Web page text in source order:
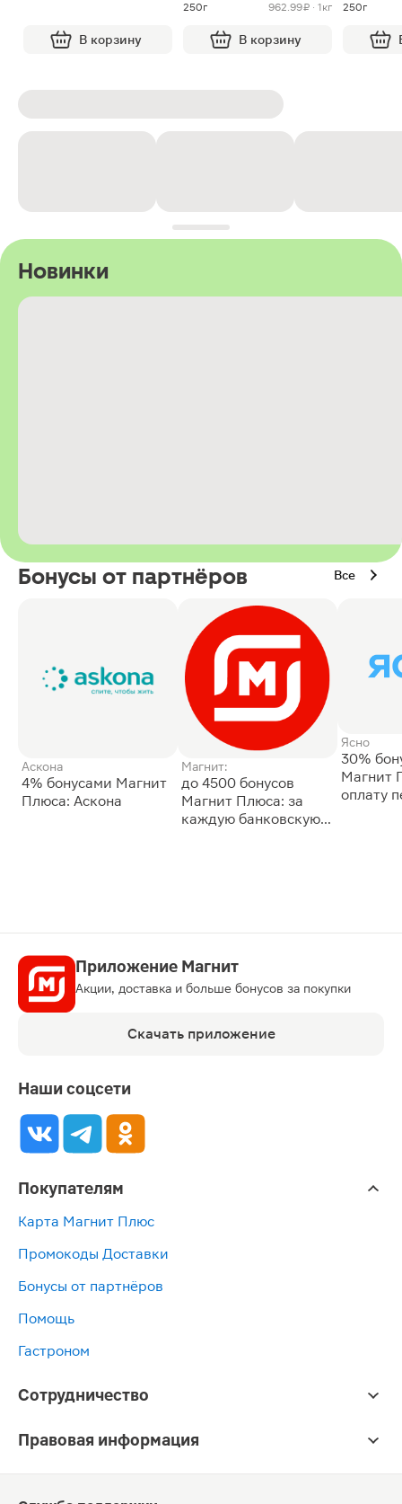
В корзину
250г
962.99 ₽ · 1кг
В корзину
250г
Новинки
Бонусы от партнёров Все
Аскона
4% бонусами Магнит
Плюса: Аскона
Магнит:
до 4500 бонусов
Магнит Плюса: за
каждую банковскую
Ясно
30%
Магнит
оплату
Приложение Магнит
Акции, доставка и больше бонусов за покупки
Скачать приложение
Наши соцсети
Покупателям
Карта Магнит Плюс
Промокоды Доставки
Бонусы от партнёров
Помощь
Гастроном
Сотрудничество
Правовая информация